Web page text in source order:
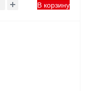
В корзину